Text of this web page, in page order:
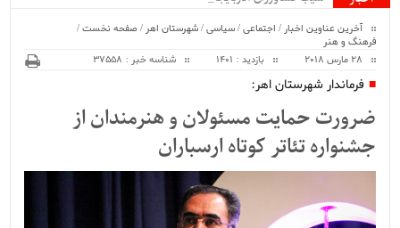
آخرین عناوین اخبار / اجتماعی/سیاسی/شهرستان اهر /صفحه نخست/
فرهنگ و هنر
بازدید : 1401 شناسه خبر : 37558
فرماندار شهرستان اهر:
ضرورت حمایت مسئولان و هنرمندان از
جشنواره تئاتر کوتاه ارسباران